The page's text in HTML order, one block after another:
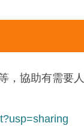
，協助有需要